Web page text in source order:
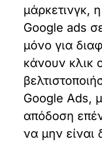
μάρκετινγκ,
Google ads
μόνο για
κάνουν κλικ
Google Ads,
απόδοση
να μην είναι